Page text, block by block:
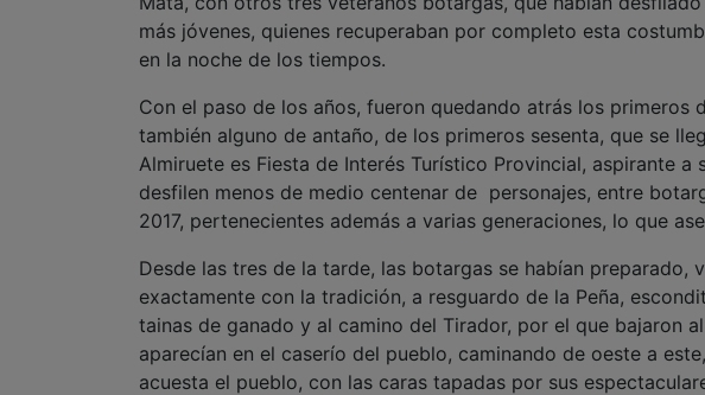
más jóvenes, quienes recuperaban por completo esta
en la noche de los tiempos.
Con el paso de los años, fueron quedando atrás los primeros
también alguno de antaño, de los primeros sesenta, que se
Almiruete es Fiesta de Interés Turístico Provincial, aspirante
desfilen menos de medio centenar de personajes, entre
2017, pertenecientes además a varias generaciones, lo que
Desde las tres de la tarde, las botargas se habían preparado,
exactamente con la tradición, a resguardo de la Peña,
tainas de ganado y al camino del Tirador, por el que bajaron
aparecían en el caserío del pueblo, caminando de oeste a
acuesta el pueblo, con las caras tapadas por sus